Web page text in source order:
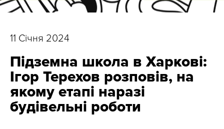
11 Січня 2024
Підземна школа в Харкові:
Ігор Терехов розповів, на
якому етапі наразі
будівельні роботи